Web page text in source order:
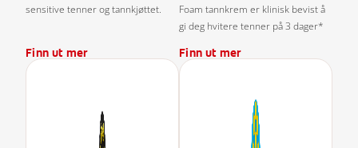
sensitive tenner og tannkjøttet.
Finn ut mer
Foam tannkrem er klinisk bevist å
gi deg hvitere tenner på 3 dager*
Finn ut mer